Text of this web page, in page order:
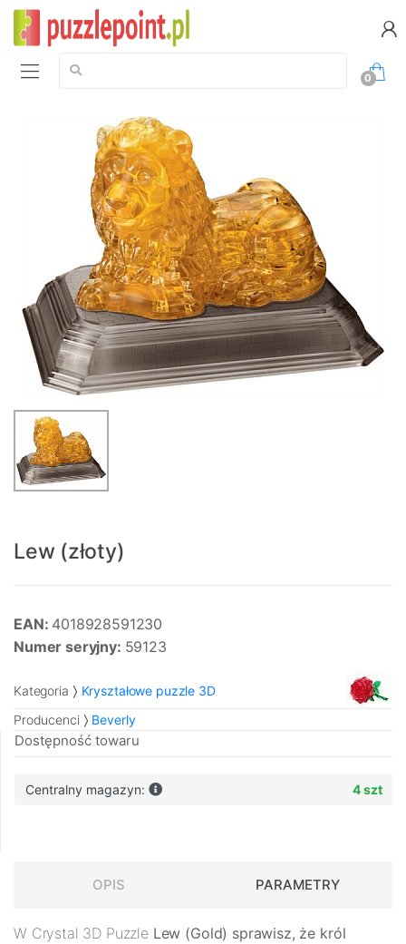
Szukaj:
0
Lew (złoty)
EAN: 4018928591230
Numer seryjny: 59123
Kategoria
Kryształowe puzzle 3D
Producenci
Beverly
Dostępność towaru
Centralny magazyn: 4 szt
OPIS PARAMETRY
W Crystal 3D Puzzle Lew (Gold) sprawisz, że król